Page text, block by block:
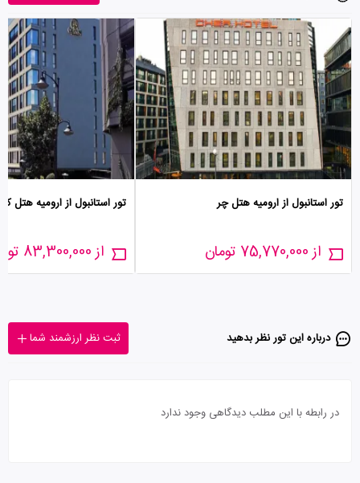
تور استانبول از ارومیه هتل چر
از 75,770,000 تومان
تور استانبول از ارومیه هتل
از 83,300,000 تومان
درباره این تور‌ نظر بدهید ثبت نظر ارزشمند شما
در رابطه با این مطلب دیدگاهی وجود ندارد